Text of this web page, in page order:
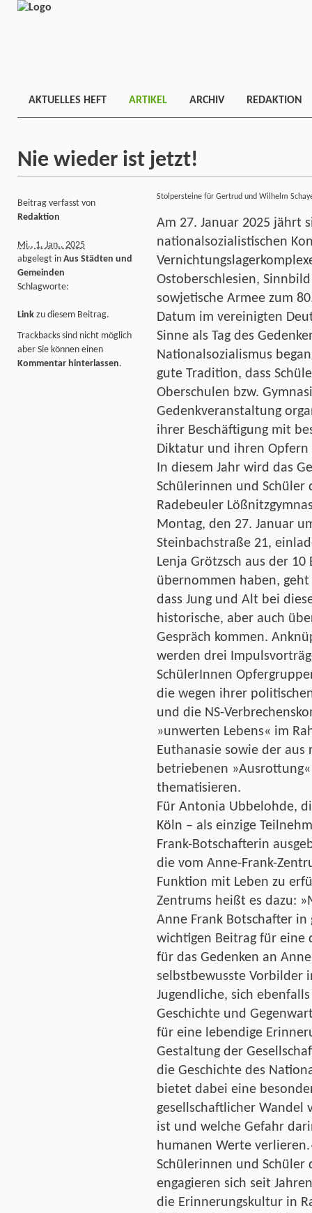
AKTUELLES HEFT ARTIKEL ARCHIV REDAKTION
Nie wieder ist jetzt!
Stolpersteine für Gertrud und Wilhelm
Am 27. Januar 2025 jährt
nationalsozialistischen
Ostoberschlesien,
sowjetische Armee zum
Datum im vereinigten
Sinne als Tag des
Nationalsozialismus
gute Tradition, dass
Oberschulen bzw.
Gedenkveranstaltung
ihrer Beschäftigung mit
Diktatur und ihren
In diesem Jahr wird das
Schülerinnen und Schüler
Radebeuler
Montag, den 27. Januar
Steinbachstraße 21,
Lenja Grötzsch aus der
übernommen haben,
dass Jung und Alt bei
historische, aber auch
Gespräch kommen.
werden drei
SchülerInnen
die wegen ihrer
und die NS-
»unwerten Lebens« im
Euthanasie sowie der aus
betriebenen
thematisieren.
Für Antonia Ubbelohde,
Köln – als einzige
Frank-Botschafterin
die vom Anne-Frank-
Funktion mit Leben zu
Zentrums heißt es dazu:
Anne Frank Botschafter
wichtigen Beitrag für eine
für das Gedenken an
selbstbewusste Vorbilder
Jugendliche, sich
Geschichte und
für eine lebendige
Gestaltung der
die Geschichte des
bietet dabei eine
gesellschaftlicher Wandel
ist und welche Gefahr
humanen Werte
Schülerinnen und Schüler
engagieren sich seit
die Erinnerungskultur in
Beitrag verfasst von
Redaktion
Mi., 1. Jan.. 2025
abgelegt in Aus Städten und
Gemeinden
Schlagworte:
Link zu diesem Beitrag.
Trackbacks sind nicht möglich
aber Sie können einen
Kommentar hinterlassen.